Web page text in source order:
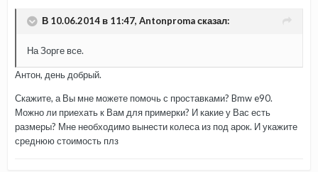
В 10.06.2014 в 11:47, Antonproma сказал:
На Зорге все.
Антон, день добрый.
Скажите, а Вы мне можете помочь с проставками? Bmw e90.
Можно ли приехать к Вам для примерки? И какие у Вас есть
размеры? Мне необходимо вынести колеса из под арок. И укажите
среднюю стоимость плз